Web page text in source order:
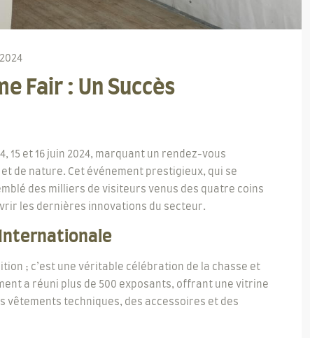
Fair : Un Succès
15 et 16 juin 2024, marquant un rendez-vous
de nature. Cet événement prestigieux, qui se
des milliers de visiteurs venus des quatre coins
les dernières innovations du secteur.
Internationale
; c’est une véritable célébration de la chasse et
a réuni plus de 500 exposants, offrant une vitrine
vêtements techniques, des accessoires et des